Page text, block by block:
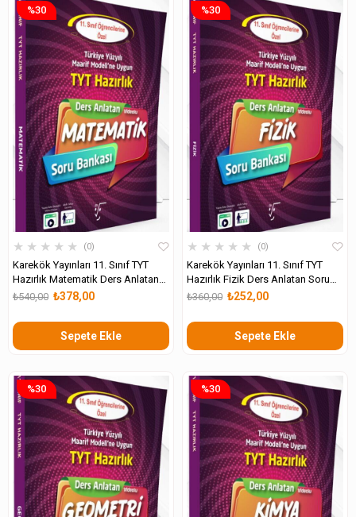
★ ★ ★ ★ ★ 0
Karekök Yayınları 11. Sınıf TYT
Hazırlık Matematik Ders Anlatan
Soru Bankası₺378,00
₺540,00
Sepete Ekle
%30
★ ★ ★ ★ ★ 0
Karekök Yayınları 11. Sınıf TYT
Hazırlık Fizik Ders Anlatan Soru
Bankası ₺252,00
₺360,00
Sepete Ekle
%30
%30 %30